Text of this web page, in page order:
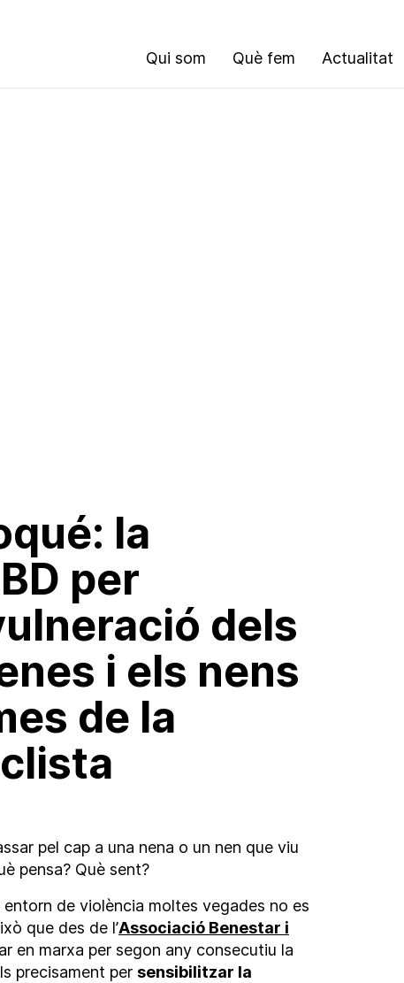
Qui som Què fem Actualitat
la
per
dels
i els nens
de la
pel cap a una nena o un nen que viu
pensa? Què sent?
de violència moltes vegades no es
que des de l’Associació Benestar i
en marxa per segon any consecutiu la
precisament per sensibilitzar la